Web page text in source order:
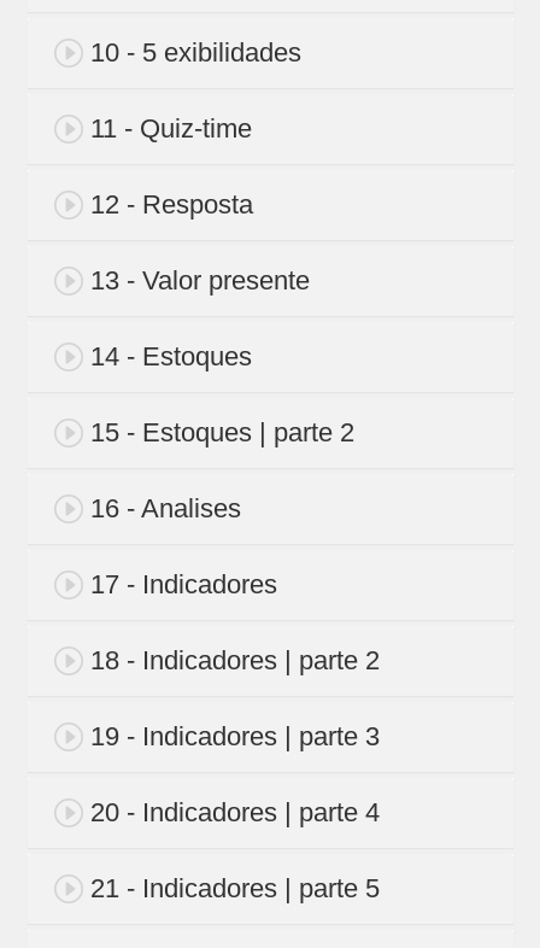
10 - 5 exibilidades
11 - Quiz-time
12 - Resposta
13 - Valor presente
14 - Estoques
15 - Estoques | parte 2
16 - Analises
17 - Indicadores
18 - Indicadores | parte 2
19 - Indicadores | parte 3
20 - Indicadores | parte 4
21 - Indicadores | parte 5